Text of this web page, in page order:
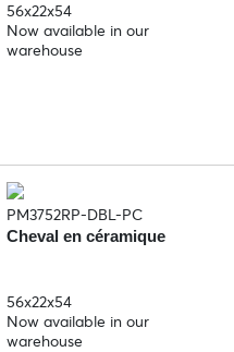
56x22x54
Now available in our
warehouse
PM3752RP-DBL-PC
Cheval en céramique
56x22x54
Now available in our
warehouse